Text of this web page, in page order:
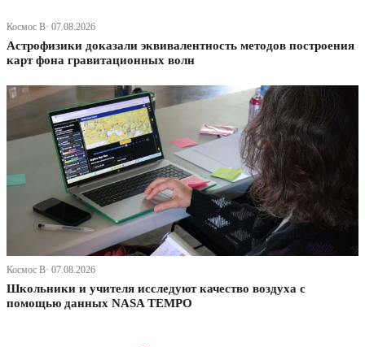
Космос В· 07.08.2026
Астрофизики доказали эквивалентность методов построения
карт фона гравитационных волн
Космос В· 07.08.2026
Школьники и учителя исследуют качество воздуха с
помощью данных NASA TEMPO